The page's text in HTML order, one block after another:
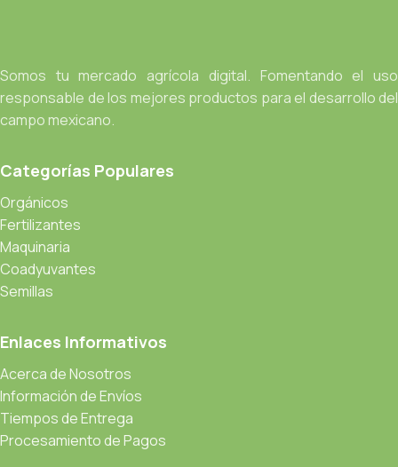
Somos tu mercado agrícola digital. Fomentando el uso
responsable de los mejores productos para el desarrollo del
campo mexicano.
Categorías Populares
Orgánicos
Fertilizantes
Maquinaria
Coadyuvantes
Semillas
Enlaces Informativos
Acerca de Nosotros
Información de Envíos
Tiempos de Entrega
Procesamiento de Pagos